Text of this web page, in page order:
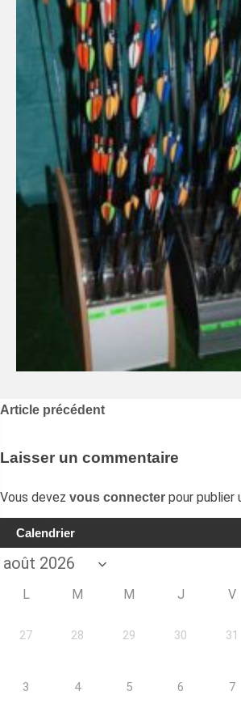
Navigation
l’article
Article précédent
Laisser un commentaire
Vous devez vous connecter pour publier
Calendrier
L M M J V
27 28 29 30 31
3 4 5 6 7